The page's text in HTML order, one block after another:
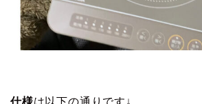
仕様は以下の通りです↓